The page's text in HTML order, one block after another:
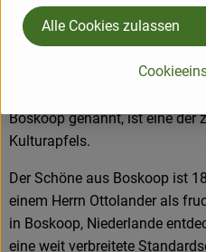
täuscht, denn sein sehr hoher
hohen Zuckeranteil.
Der Schöne aus Boskoop
Boskoop genannt, ist eine der
Kulturapfels.
Der Schöne aus Boskoop ist
einem Herrn Ottolander als
in Boskoop, Niederlande
eine weit verbreitete
Alle Cookies zulassen